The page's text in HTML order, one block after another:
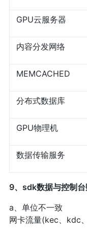
GPU云服务器
内容分发网络
MEMCACHED
分布式数据库
GPU物理机
数据传输服务
9、sdk数据与控制台
a、单位不一致
网卡流量(kec、kdc